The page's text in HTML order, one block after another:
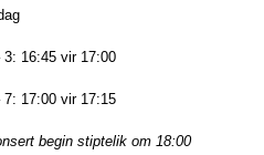
3: 16:45 vir 17:00
7: 17:00 vir 17:15
begin stiptelik om 18:00